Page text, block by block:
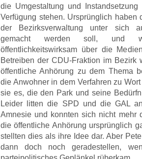
die Umgestaltung und
Verfügung stehen. Ursprünglich
der Bezirksverwaltung unter sich
gemacht werden soll, und
öffentlichkeitswirksam über die
Betreiben der CDU-Fraktion im Bezirk
öffentliche Anhörung zu dem Thema
die Anwohner in dem Verfahren zu
sie es, die den Park und seine
Leider litten die SPD und die GAL
Amnesie und konnten sich nicht mehr
die öffentliche Anhörung ursprünglich
stellten dies als ihre Idee dar. Aber
dann doch noch geradestellen,